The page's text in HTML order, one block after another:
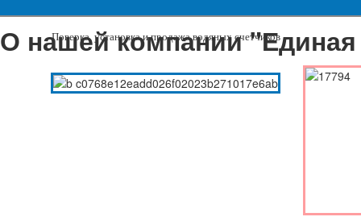
Поверка, установка и продажа водяных счетчиков
О нашей компании